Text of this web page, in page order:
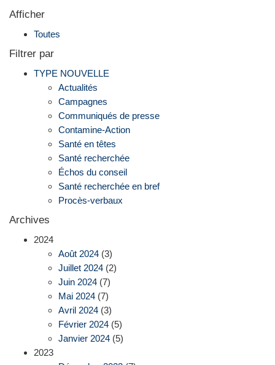
Afficher
Toutes
Filtrer par
TYPE NOUVELLE
Actualités
Campagnes
Communiqués de presse
Contamine-Action
Santé en têtes
Santé recherchée
Échos du conseil
Santé recherchée en bref
Procès-verbaux
Archives
2024
Août 2024 (3)
Juillet 2024 (2)
Juin 2024 (7)
Mai 2024 (7)
Avril 2024 (3)
Février 2024 (5)
Janvier 2024 (5)
2023